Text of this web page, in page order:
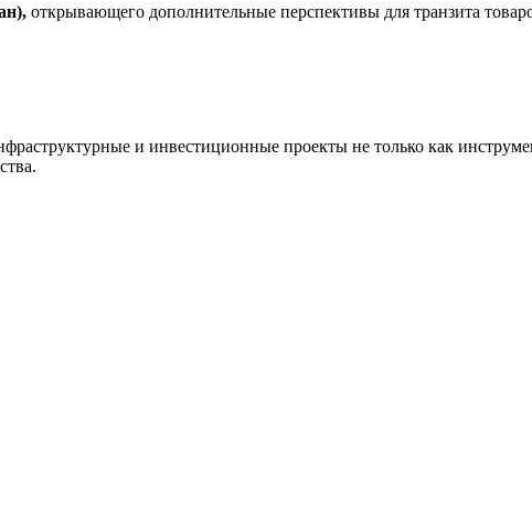
, открывающего дополнительные перспективы для транзита
и инвестиционные проекты не только как